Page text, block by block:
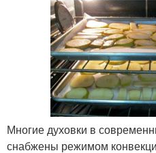
Многие духовки в
снабжены режимом